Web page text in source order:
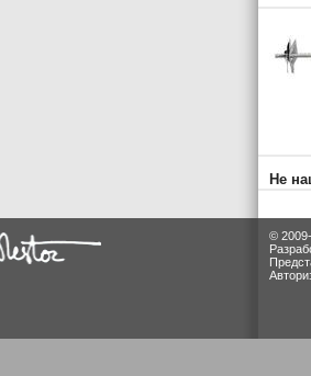
Не
©